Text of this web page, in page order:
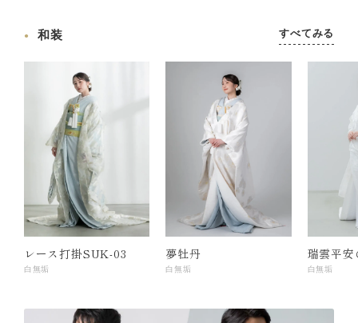
和装 すべてみる
レース打掛SUK-03
白無垢
夢牡丹
白無垢
瑞雲平安
白無垢